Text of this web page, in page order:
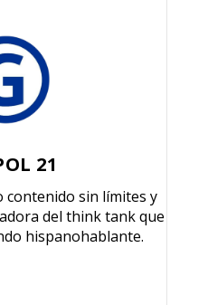
21
contenido sin límites y
del think tank que
hispanohablante.